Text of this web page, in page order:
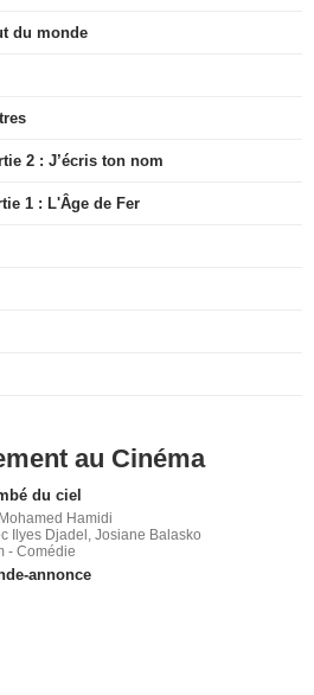
du monde
2 : J’écris ton nom
1 : L'Âge de Fer
au Cinéma
du ciel
Hamidi
Ilyes Djadel, Josiane Balasko
- Comédie
annonce